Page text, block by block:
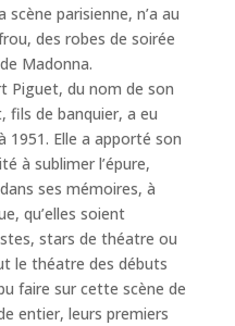
parisienne, n’a au
des robes de soirée
Madonna.
Piguet, du nom de son
fils de banquier, a eu
1951. Elle a apporté son
à sublimer l’épure,
ses mémoires, à
qu’elles soient
stars de théatre ou
le théatre des débuts
faire sur cette scène de
entier, leurs premiers